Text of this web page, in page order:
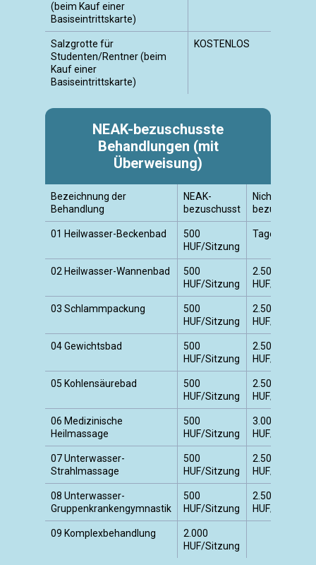
(beim Kauf einer
Basiseintrittskarte)
Salzgrotte für
Studenten/Rentner (beim
Kauf einer
Basiseintrittskarte)
KOSTENLOS
NEAK-bezuschusste
Behandlungen (mit
Überweisung)
Bezeichnung der
Behandlung
NEAK-
bezuschusst
Nicht
bezuschusst
01 Heilwasser-Beckenbad
500
HUF/Sitzung
Tageskarte
02 Heilwasser-Wannenbad
500
HUF/Sitzung
2.500
HUF/Sitzung
03 Schlammpackung
500
HUF/Sitzung
2.500
HUF/Sitzung
04 Gewichtsbad
500
HUF/Sitzung
2.500
HUF/Sitzung
05 Kohlensäurebad
500
HUF/Sitzung
2.500
HUF/Sitzung
06 Medizinische
Heilmassage
500
HUF/Sitzung
3.000
HUF/Sitzung
07 Unterwasser-
Strahlmassage
500
HUF/Sitzung
2.500
HUF/Sitzung
08 Unterwasser-
Gruppenkrankengymnastik
500
HUF/Sitzung
2.500
HUF/Sitzung
09 Komplexbehandlung
2.000
HUF/Sitzung